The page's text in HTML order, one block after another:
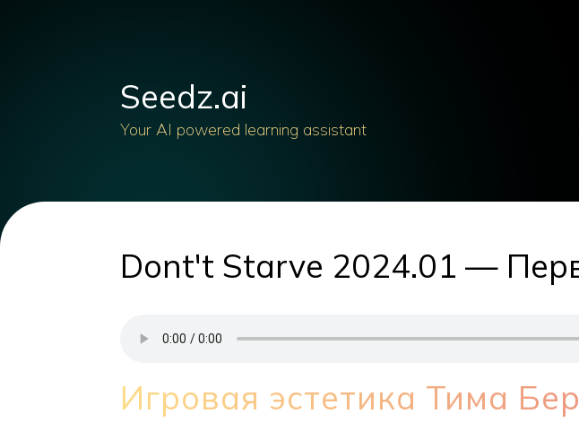
Seedz.ai
Your AI powered learning assistant
Dont't Starve 2024.01 —
Игровая эстетика Тима